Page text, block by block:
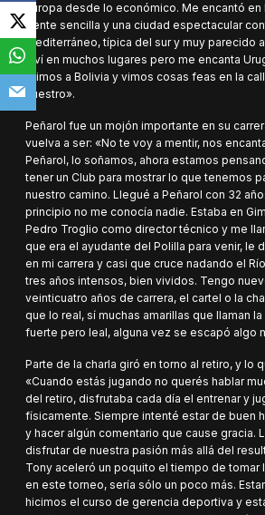
Europa desde lo económico. Me encantó en
gente sencilla y una ciudad espectacular
Mediterráneo, típica del sur y muy parecido
viví en muchos lugares pero me encanta
fuimos a Bolivia y vimos cosas feas en la
nuestro».
Peñarol fue un mojón importante en su
vuelva a ser: «No te voy a mentir, nos
Peñarol, lo soñamos, ahora estamos
tener un Club para mostrar lo que tenemos
nuestro camino. Llegué a Peñarol con 32
principio no me conocía nadie. Estaba en
Pedro Troglio como director técnico y me
que era el ayudante del Polilla para venir, le
en mi carrera y casi que cruce nadando el
tres años intensos, bien vividos. Tengo
veinticuatro años de carrera, el cartel o la
que lo real, sí muchas amarillas que llaman
fuerte pero leal, alguna vez se escapó algo
Parte de la charla giró en torno al retiro, y lo
«Cuando estás jugando no querés hablar
del retiro, disfrutaba cada día el entrenar y
físicamente. Siempre intenté estar de buen
y hacer algún comentario que cause gracia.
disfrutar de nuestra pasión más allá del
Tony aceleró un poquito el tiempo de tomar
en este torneo, sería sólo un poco más.
hicimos el curso de gerencia deportiva y